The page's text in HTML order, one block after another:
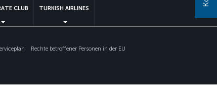
CLUB TURKISH AIRLINES
Rechte betroffener Personen in der EU